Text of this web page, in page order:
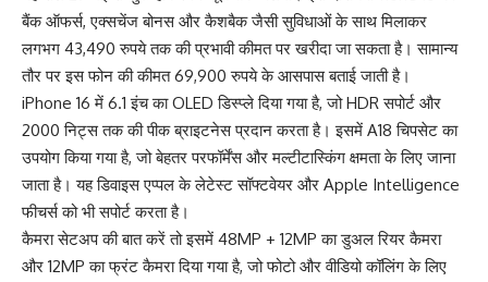
बैंक ऑफर्स, एक्सचेंज बोनस और कैशबैक जैसी सुविधाओं के साथ मिलाकर
लगभग 43,490 रुपये तक की प्रभावी कीमत पर खरीदा जा सकता है। सामान्य
तौर पर इस फोन की कीमत 69,900 रुपये के आसपास बताई जाती है।
iPhone 16 में 6.1 इंच का OLED डिस्प्ले दिया गया है, जो HDR सपोर्ट और
2000 निट्स तक की पीक ब्राइटनेस प्रदान करता है। इसमें A18 चिपसेट का
उपयोग किया गया है, जो बेहतर परफॉर्मेंस और मल्टीटास्किंग क्षमता के लिए जाना
जाता है। यह डिवाइस एप्पल के लेटेस्ट सॉफ्टवेयर और Apple Intelligence
फीचर्स को भी सपोर्ट करता है।
कैमरा सेटअप की बात करें तो इसमें 48MP + 12MP का डुअल रियर कैमरा
और 12MP का फ्रंट कैमरा दिया गया है, जो फोटो और वीडियो कॉलिंग के लिए